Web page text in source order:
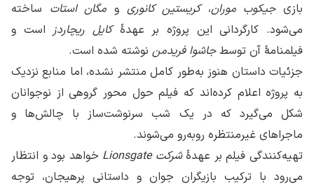
بازیجیکوب موران،کریستین کانوری و مگان استات ساخته
می‌شود. کارگردانی این پروژه بر عهدهٔکایل ریچاردزاست و
فیلمنامهٔ آن توسطجاشوا فریدمن نوشته شده است.
جزئیات داستان هنوز به‌طور کامل منتشر نشده، اما منابع نزدیک
به پروژه اعلام کرده‌اند که فیلم حول محور گروهی از نوجوانان
شکل می‌گیرد که در یک شب سرنوشت‌ساز با چالش‌ها و
ماجراهای غیرمنتظره روبه‌رو می‌شوند.
تهیه‌کنندگی فیلم بر عهدهٔشرکت Lionsgate
خواهد بود و انتظار
می‌رود با ترکیب بازیگران جوان و داستانی پرهیجان، توجه